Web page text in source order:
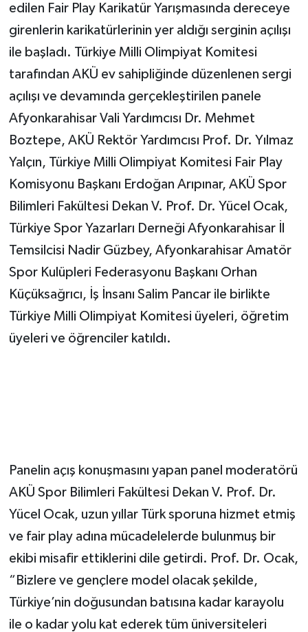
edilen Fair Play Karikatür Yarışmasında dereceye
girenlerin karikatürlerinin yer aldığı serginin açılışı
ile başladı. Türkiye Milli Olimpiyat Komitesi
tarafından AKÜ ev sahipliğinde düzenlenen sergi
açılışı ve devamında gerçekleştirilen panele
Afyonkarahisar Vali Yardımcısı Dr. Mehmet
Boztepe, AKÜ Rektör Yardımcısı Prof. Dr. Yılmaz
Yalçın, Türkiye Milli Olimpiyat Komitesi Fair Play
Komisyonu Başkanı Erdoğan Arıpınar, AKÜ Spor
Bilimleri Fakültesi Dekan V. Prof. Dr. Yücel Ocak,
Türkiye Spor Yazarları Derneği Afyonkarahisar İl
Temsilcisi Nadir Güzbey, Afyonkarahisar Amatör
Spor Kulüpleri Federasyonu Başkanı Orhan
Küçüksağrıcı, İş İnsanı Salim Pancar ile birlikte
Türkiye Milli Olimpiyat Komitesi üyeleri, öğretim
üyeleri ve öğrenciler katıldı.
Panelin açış konuşmasını yapan panel moderatörü
AKÜ Spor Bilimleri Fakültesi Dekan V. Prof. Dr.
Yücel Ocak, uzun yıllar Türk sporuna hizmet etmiş
ve fair play adına mücadelelerde bulunmuş bir
ekibi misafir ettiklerini dile getirdi. Prof. Dr. Ocak,
“Bizlere ve gençlere model olacak şekilde,
Türkiye’nin doğusundan batısına kadar karayolu
ile o kadar yolu kat ederek tüm üniversiteleri